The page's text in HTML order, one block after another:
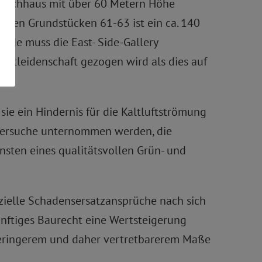
mit über 60 Metern Höhe
Grundstücken 61-63 ist ein ca. 140
muss die East- Side-Gallery
gezogen wird als dies auf
ein Hindernis für die Kaltluftströmung
unternommen werden, die
eines qualitätsvollen Grün- und
Schadensersatzansprüche nach sich
Baurecht eine Wertsteigerung
und daher vertretbarerem Maße